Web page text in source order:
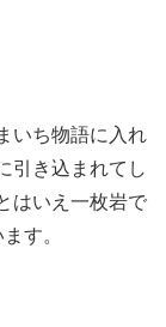
いち物語に入れ
引き込まれてし
はいえ一枚岩で
す。